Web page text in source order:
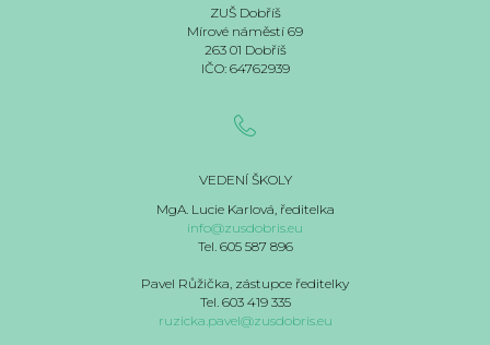
ZUŠ Dobříš
Mírové náměstí 69
263 01 Dobříš
IČO: 64762939
VEDENÍ ŠKOLY
MgA. Lucie Karlová, ředitelka
info@zusdobris.eu
Tel. 605 587 896
Pavel Růžička, zástupce ředitelky
Tel. 603 419 335
ruzicka.pavel@zusdobris.eu